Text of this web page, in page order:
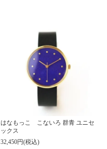
はなもっこ こないろ 群青 ユニセ
ックス
32,450円(税込)